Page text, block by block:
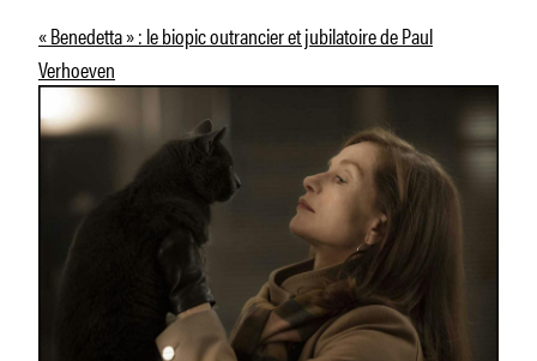
« Benedetta » : le biopic outrancier et jubilatoire de Paul
Verhoeven